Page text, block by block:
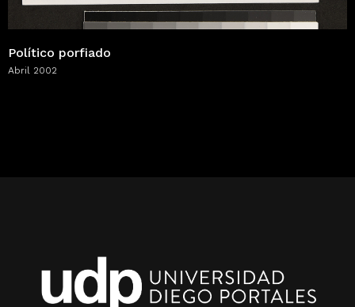
Político porfiado
Abril 2002